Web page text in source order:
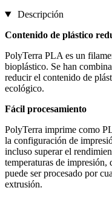
Descripción
Contenido de plástico
PolyTerra PLA es un
bioplástico. Se han
reducir el contenido de
ecológico.
Fácil procesamiento
PolyTerra imprime como
la configuración de
incluso superar el
temperaturas de
puede ser procesado por
extrusión.